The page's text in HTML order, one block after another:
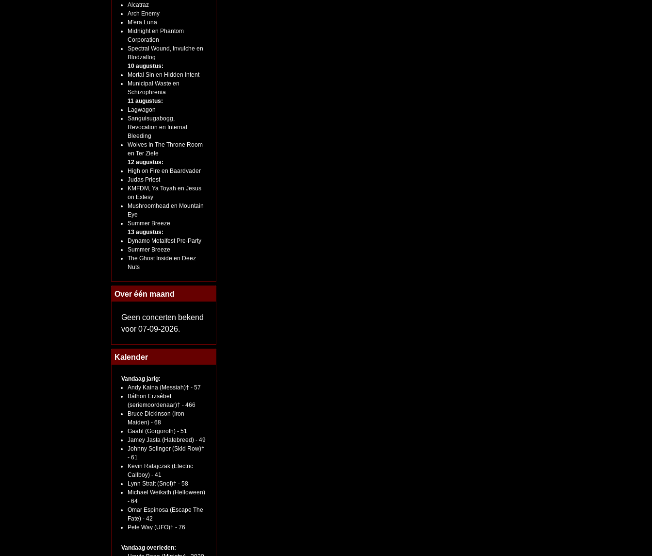
Alcatraz
Arch Enemy
M'era Luna
Midnight en Phantom
Corporation
Spectral Wound, Invulche en
Blodzallog
10 augustus:
Mortal Sin en Hidden Intent
Municipal Waste en
Schizophrenia
11 augustus:
Lagwagon
Sanguisugabogg,
Revocation en Internal
Bleeding
Wolves In The Throne Room
en Ter Ziele
12 augustus:
High on Fire en Baardvader
Judas Priest
KMFDM, Ya Toyah en Jesus
on Extesy
Mushroomhead en Mountain
Eye
Summer Breeze
13 augustus:
Dynamo Metalfest Pre-Party
Summer Breeze
The Ghost Inside en Deez
Nuts
Over één maand
Geen concerten bekend
voor 07-09-2026.
Kalender
Vandaag jarig:
Andy Kaina (Messiah)† - 57
Báthori Erzsébet
(seriemoordenaar)† - 466
Bruce Dickinson (Iron
Maiden) - 68
Gaahl (Gorgoroth) - 51
Jamey Jasta (Hatebreed) - 49
Johnny Solinger (Skid Row)†
- 61
Kevin Ratajczak (Electric
Callboy) - 41
Lynn Strait (Snot)† - 58
Michael Weikath (Helloween)
- 64
Omar Espinosa (Escape The
Fate) - 42
Pete Way (UFO)† - 76
Vandaag overleden: